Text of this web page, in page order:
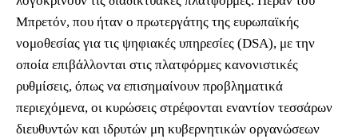
Μπρετόν, που ήταν ο πρωτεργάτης της ευρωπαϊκής
νομοθεσίας για τις ψηφιακές υπηρεσίες (DSA), με την
οποία επιβάλλονται στις πλατφόρμες κανονιστικές
ρυθμίσεις, όπως να επισημαίνουν προβληματικά
περιεχόμενα, οι κυρώσεις στρέφονται εναντίον τεσσάρων
διευθυντών και ιδρυτών μη κυβερνητικών οργανώσεων